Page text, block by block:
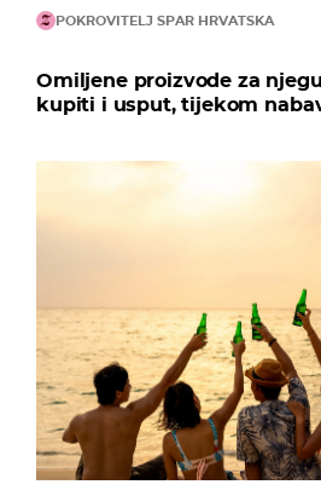
POKROVITELJ SPAR HRVATSKA
Omiljene proizvode za
kupiti i usput, tijekom